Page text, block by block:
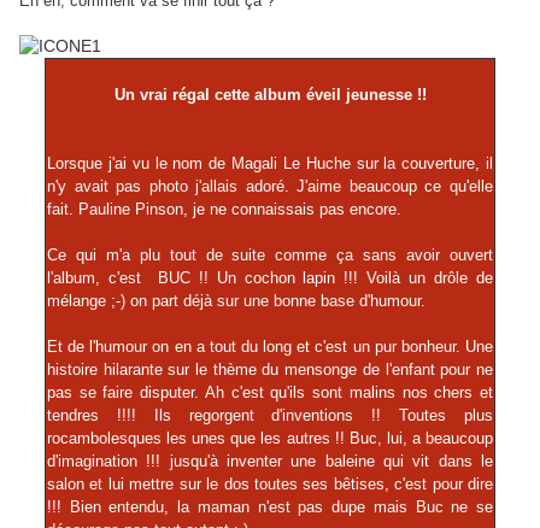
Un vrai régal cette album éveil jeunesse !!
Lorsque j'ai vu le nom de Magali Le Huche sur la couverture, il
n'y avait pas photo j'allais adoré. J'aime beaucoup ce qu'elle
fait. Pauline Pinson, je ne connaissais pas encore.
Ce qui m'a plu tout de suite comme ça sans avoir ouvert
l'album, c'est BUC !! Un cochon lapin !!! Voilà un drôle de
mélange ;-) on part déjà sur une bonne base d'humour.
Et de l'humour on en a tout du long et c'est un pur bonheur. Une
histoire hilarante sur le thème du mensonge de l'enfant pour ne
pas se faire disputer. Ah c'est qu'ils sont malins nos chers et
tendres !!!! Ils regorgent d'inventions !! Toutes plus
rocambolesques les unes que les autres !! Buc, lui, a beaucoup
d'imagination !!! jusqu'à inventer une baleine qui vit dans le
salon et lui mettre sur le dos toutes ses bêtises, c'est pour dire
!!! Bien entendu, la maman n'est pas dupe mais Buc ne se